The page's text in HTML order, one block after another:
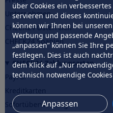
über Cookies ein
servieren und dieses
können wir Ihnen bei
Werbung und passende
„anpassen” können Sie Ihre
festlegen. Dies ist auch
dem Klick auf „Nur
technisch notwendige
Anpassen
Unternehmen
CHECK24 Österreich
CHECK24 Spanien
CHECK24 Zahlungsarten
PayPal
Sofortüberweisung